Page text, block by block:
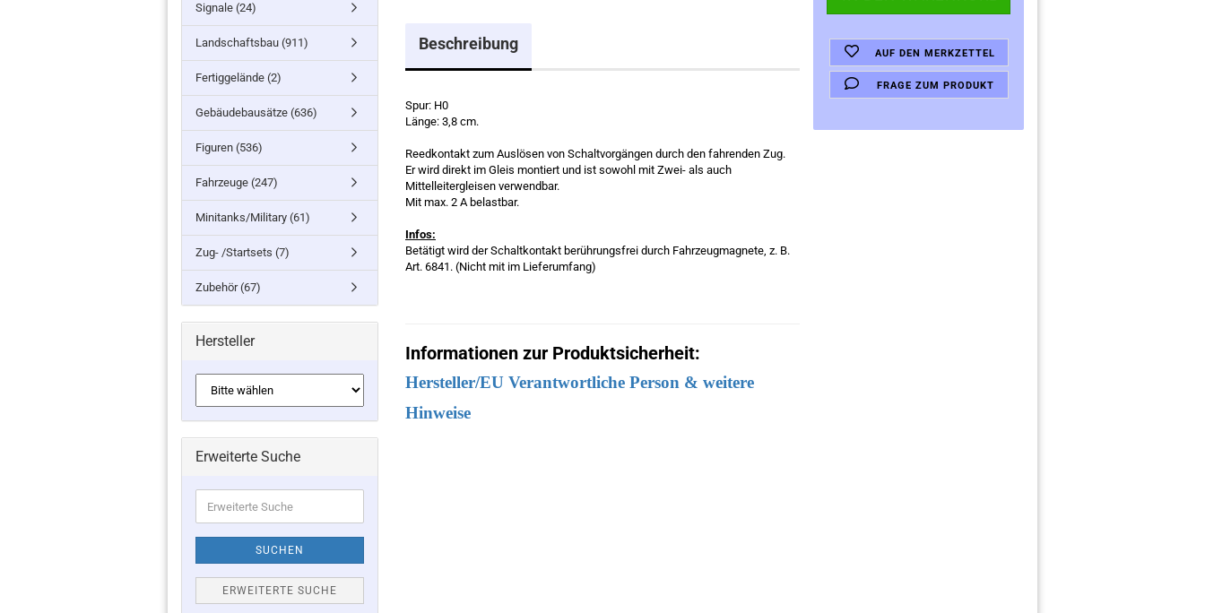
AUF DEN MERKZETTEL
FRAGE ZUM PRODUKT
Beschreibung
Spur: H0
Länge: 3,8 cm.
Reedkontakt zum Auslösen von Schaltvorgängen durch den fahrenden Zug.
Er wird direkt im Gleis montiert und ist sowohl mit Zwei- als auch
Mittelleitergleisen verwendbar.
Mit max. 2 A belastbar.
Infos:
Betätigt wird der Schaltkontakt berührungsfrei durch Fahrzeugmagnete, z. B.
Art. 6841. (Nicht mit im Lieferumfang)
Informationen zur Produktsicherheit:
Hersteller/EU Verantwortliche Person & weitere
Hinweise
Signale (24)
Landschaftsbau (911)
Fertiggelände (2)
Gebäudebausätze (636)
Figuren (536)
Fahrzeuge (247)
Minitanks/Military (61)
Zug- /Startsets (7)
Zubehör (67)
Hersteller
Erweiterte Suche
Suche
SUCHEN
ERWEITERTE SUCHE